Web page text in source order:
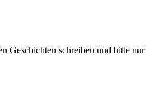
Geschichten schreiben und bitte nur